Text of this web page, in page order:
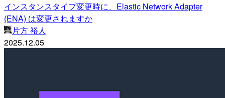
インスタンスタイプ変更時に、Elastic Network Adapter
(ENA) は変更されますか
片方 裕人
2025.12.05